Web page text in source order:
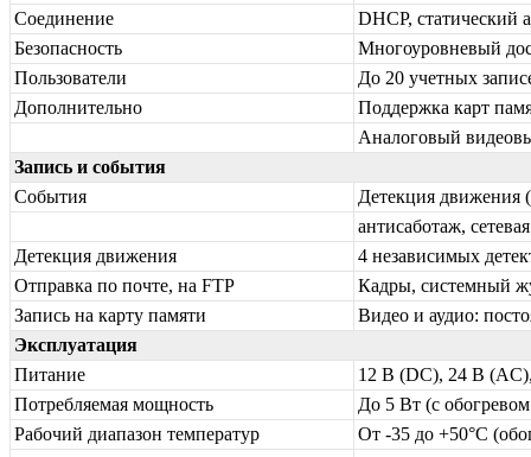
Соединение
DHCP, статический
Безопасность
Многоуровневый
Пользователи
До 20 учетных
Дополнительно
Поддержка карт
Аналоговый
Запись и события
События
Детекция движения
антисаботаж,
Детекция движения
4 независимых
Отправка по почте, на FTP
Кадры, системный
Запись на карту памяти
Видео и аудио:
Эксплуатация
Питание
12 В (DC), 24 В
Потребляемая мощность
До 5 Вт (с
Рабочий диапазон температур
От -35 до +50°С